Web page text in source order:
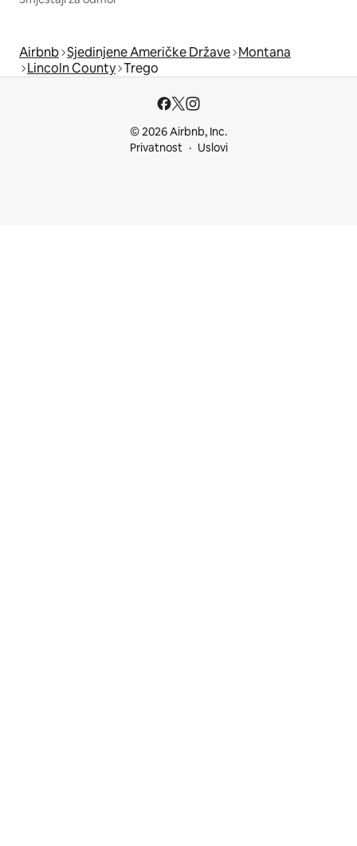
Airbnb Sjedinjene Američke Države Montana
Lincoln County Trego
© 2026 Airbnb, Inc.
Privatnost
Uslovi